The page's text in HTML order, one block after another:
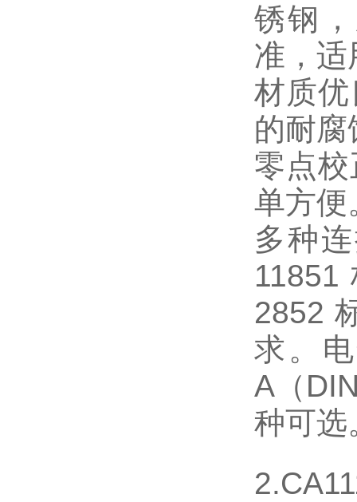
锈钢
准，适
材质
的耐腐
零点
单方便
多种
11851
2852
求。
A（
种可选